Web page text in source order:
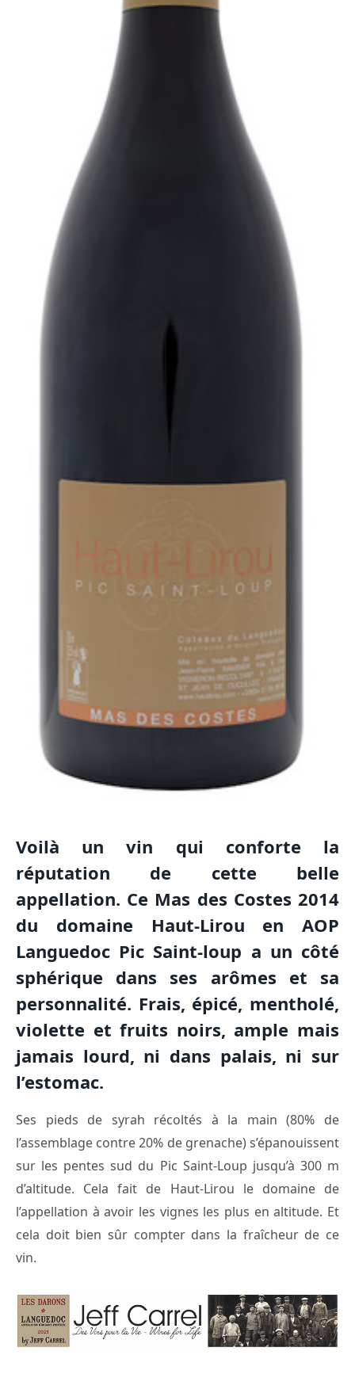
Voilà un vin qui conforte la
réputation de cette belle
appellation. Ce Mas des Costes 2014
du domaine Haut-Lirou en AOP
Languedoc Pic Saint-loup a un côté
sphérique dans ses arômes et sa
personnalité. Frais, épicé, mentholé,
violette et fruits noirs, ample mais
jamais lourd, ni dans palais, ni sur
l’estomac.
Ses pieds de syrah récoltés à la main (80% de
l’assemblage contre 20% de grenache) s’épanouissent
sur les pentes sud du Pic Saint-Loup jusqu’à 300 m
d’altitude. Cela fait de Haut-Lirou le domaine de
l’appellation à avoir les vignes les plus en altitude. Et
cela doit bien sûr compter dans la fraîcheur de ce
vin.